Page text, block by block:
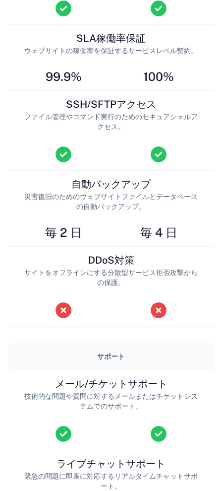
99.9%
SLA稼働率保証
ウェブサイトの稼働率を保証するサービスレベル契約。
100%
SSH/SFTPアクセス
ファイル管理やコマンド実行のためのセキュアシェルア
クセス。
毎 2 日
自動バックアップ
災害復旧のためのウェブサイトファイルとデータベース
の自動バックアップ。
毎 4 日
DDoS対策
サイトをオフラインにする分散型サービス拒否攻撃から
の保護。
サポート
メール/チケットサポート
技術的な問題や質問に対するメールまたはチケットシス
テムでのサポート。
ライブチャットサポート
緊急の問題に即座に対応するリアルタイムチャットサポ
ート。